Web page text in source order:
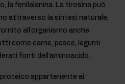
la fenilalanina. La tirosina può
attraverso la sintesi naturale,
all'organismo anche
come carne, pesce, legumi
fonti dell'aminoacido.
appartenente ai